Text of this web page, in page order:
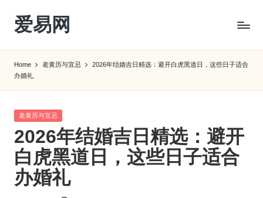
Skip
content
爱易网
阳
农
历
阴
历
查
询
Home 老黄历与宜忌
2026年结婚吉日精选：避开白虎黑道日，这些日子适合
办婚礼
Posted
老黄历与宜忌
2026年结婚吉日精选：避开
白虎黑道日，这些日子适合
办婚礼